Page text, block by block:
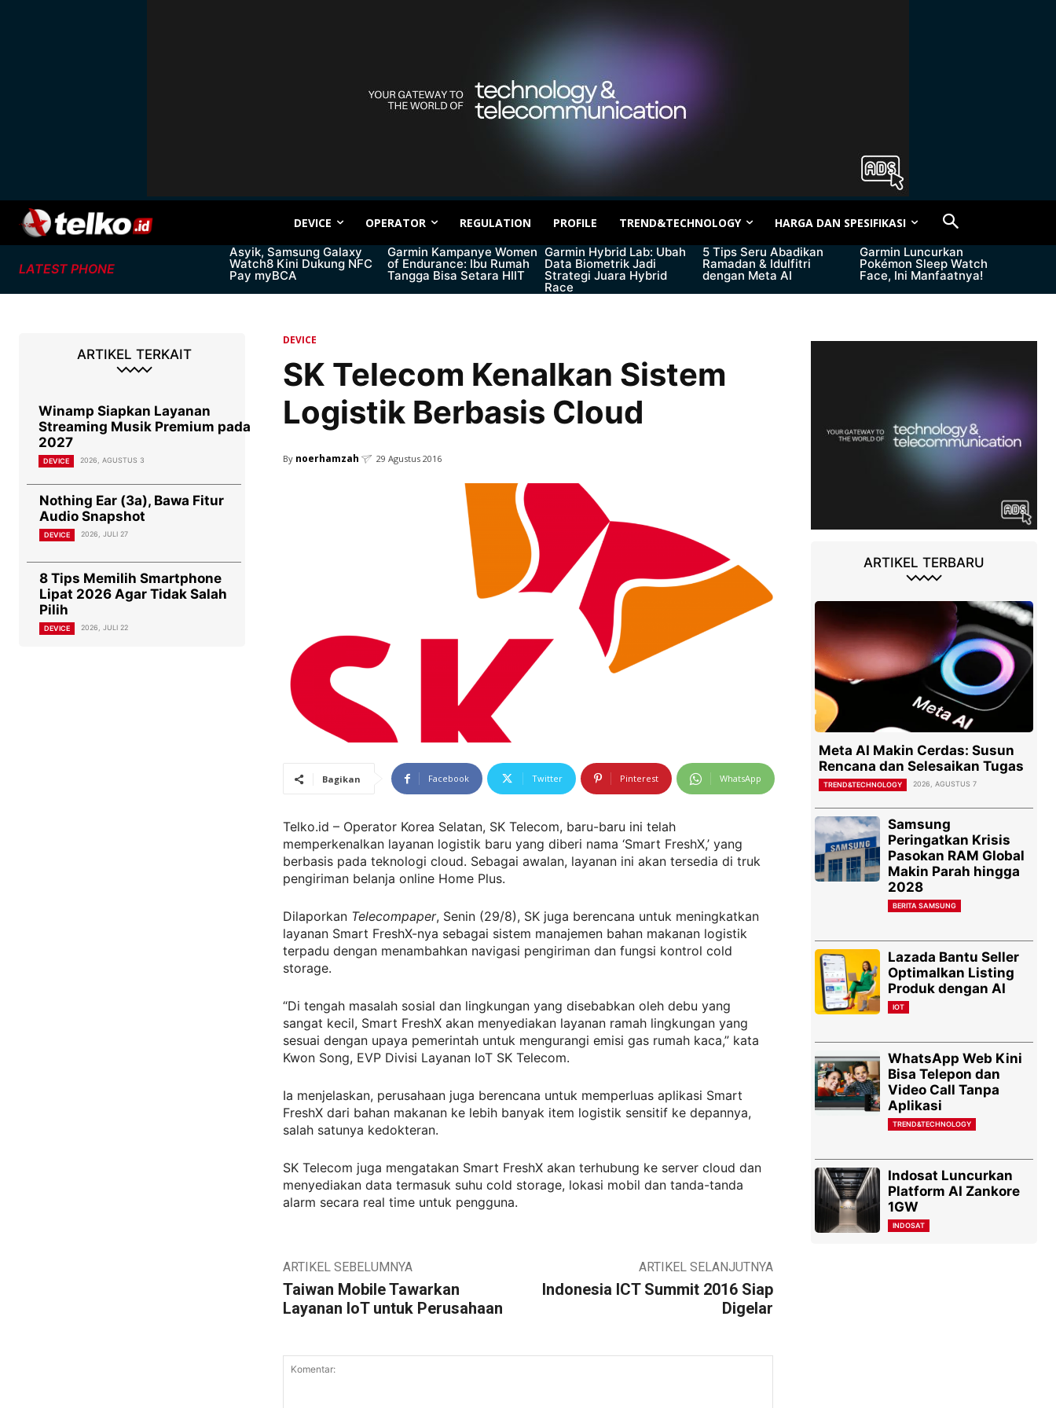
DEVICE OPERATOR REGULATION PROFILE TREND&TECHNOLOGY HARGA DAN SPESIFIKASI
LATEST PHONE
Asyik, Samsung Galaxy
Watch8 Kini Dukung NFC
Pay myBCA
Garmin Kampanye Women
of Endurance: Ibu Rumah
Tangga Bisa Setara HIIT
Garmin Hybrid Lab: Ubah
Data Biometrik Jadi
Strategi Juara Hybrid
Race
5 Tips Seru Abadikan
Ramadan & Idulfitri
dengan Meta AI
Garmin Luncurkan
Pokémon Sleep Watch
Face, Ini Manfaatnya!
ARTIKEL TERKAIT
Winamp Siapkan Layanan
Streaming Musik Premium pada
2027
DEVICE 2026, AGUSTUS 3
Nothing Ear (3a), Bawa Fitur
Audio Snapshot
DEVICE 2026, JULI 27
8 Tips Memilih Smartphone
Lipat 2026 Agar Tidak Salah
Pilih
DEVICE 2026, JULI 22
DEVICE
SK Telecom Kenalkan Sistem
Logistik Berbasis Cloud
By noerhamzah 29 Agustus 2016
Bagikan Facebook Twitter Pinterest WhatsApp
Telko.id – Operator Korea Selatan, SK Telecom, baru-baru ini telah
memperkenalkan layanan logistik baru yang diberi nama ‘Smart FreshX,’ yang
berbasis pada teknologi cloud. Sebagai awalan, layanan ini akan tersedia di truk
pengiriman belanja online Home Plus.
Dilaporkan Telecompaper, Senin (29/8), SK juga berencana untuk meningkatkan
layanan Smart FreshX-nya sebagai sistem manajemen bahan makanan logistik
terpadu dengan menambahkan navigasi pengiriman dan fungsi kontrol cold
storage.
“Di tengah masalah sosial dan lingkungan yang disebabkan oleh debu yang
sangat kecil, Smart FreshX akan menyediakan layanan ramah lingkungan yang
sesuai dengan upaya pemerintah untuk mengurangi emisi gas rumah kaca,” kata
Kwon Song, EVP Divisi Layanan IoT SK Telecom.
Ia menjelaskan, perusahaan juga berencana untuk memperluas aplikasi Smart
FreshX dari bahan makanan ke lebih banyak item logistik sensitif ke depannya,
salah satunya kedokteran.
SK Telecom juga mengatakan Smart FreshX akan terhubung ke server cloud dan
menyediakan data termasuk suhu cold storage, lokasi mobil dan tanda-tanda
alarm secara real time untuk pengguna.
ARTIKEL SEBELUMNYA
Taiwan Mobile Tawarkan
Layanan IoT untuk Perusahaan
ARTIKEL SELANJUTNYA
Indonesia ICT Summit 2016 Siap
Digelar
ARTIKEL TERBARU
Meta AI Makin Cerdas: Susun
Rencana dan Selesaikan Tugas
TREND&TECHNOLOGY 2026, AGUSTUS 7
Samsung
Peringatkan Krisis
Pasokan RAM Global
Makin Parah hingga
2028
BERITA SAMSUNG
Lazada Bantu Seller
Optimalkan Listing
Produk dengan AI
IOT
WhatsApp Web Kini
Bisa Telepon dan
Video Call Tanpa
Aplikasi
TREND&TECHNOLOGY
Indosat Luncurkan
Platform AI Zankore
1GW
INDOSAT